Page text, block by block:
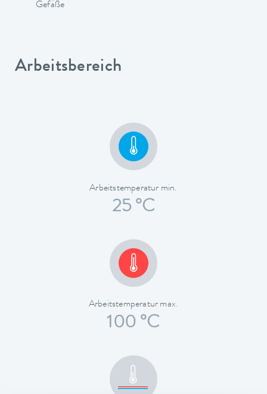
Gefäße
Arbeitsbereich
Arbeitstemperatur min.
25 °C
Arbeitstemperatur max.
100 °C